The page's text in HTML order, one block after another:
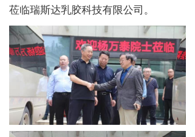
莅临瑞斯达乳胶科技有限公司。